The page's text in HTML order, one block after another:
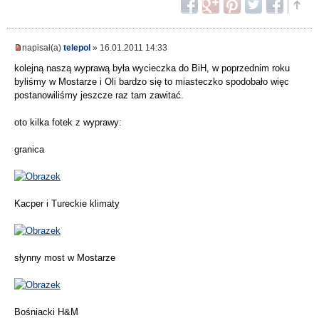
napisał(a) telepol » 16.01.2011 14:33
kolejną naszą wyprawą była wycieczka do BiH, w poprzednim roku
byliśmy w Mostarze i Oli bardzo się to miasteczko spodobało więc
postanowiliśmy jeszcze raz tam zawitać.
oto kilka fotek z wyprawy:
granica
Kacper i Tureckie klimaty
słynny most w Mostarze
Bośniacki H&M